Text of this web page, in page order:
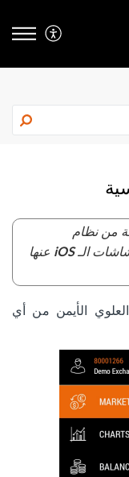
من نظام
الـiOS
عنها
الأيمن من أي